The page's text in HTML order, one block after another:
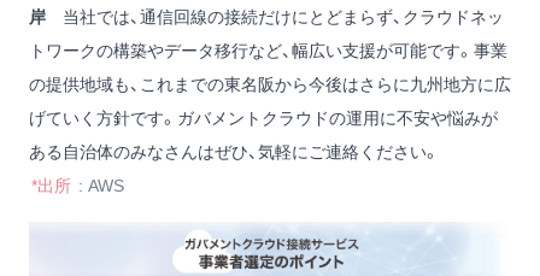
岸 当社では、通信回線の接続だけにとどまらず、クラウドネッ
トワークの構築やデータ移行など、幅広い支援が可能です。事業
の提供地域も、これまでの東名阪から今後はさらに九州地方に広
げていく方針です。ガバメントクラウドの運用に不安や悩みが
ある自治体のみなさんはぜひ、気軽にご連絡ください。
*出所 : AWS